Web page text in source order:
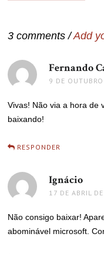
de
3 comments /Add
Fernando
9 DE
Vivas! Não via a hora de
baixando!
RESPONDER
Ignácio
17 DE ABRIL
Não consigo baixar!
abominável microsoft.